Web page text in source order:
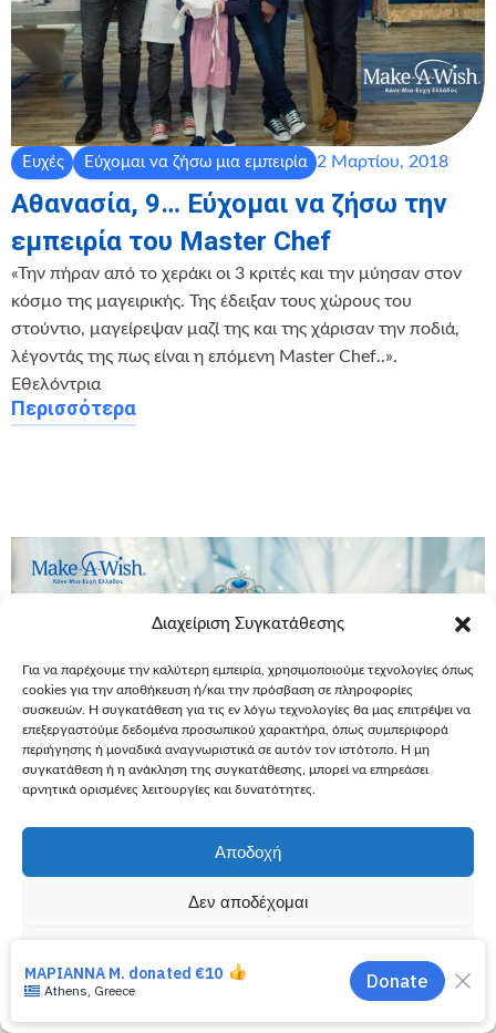
Διαχείριση Συγκατάθεσης
Για να παρέχουμε την καλύτερη εμπειρία, χρησιμοποιούμε τεχνολογίες όπως
cookies για την αποθήκευση ή/και την πρόσβαση σε πληροφορίες
συσκευών. Η συγκατάθεση για τις εν λόγω τεχνολογίες θα μας επιτρέψει να
επεξεργαστούμε δεδομένα προσωπικού χαρακτήρα, όπως συμπεριφορά
περιήγησης ή μοναδικά αναγνωριστικά σε αυτόν τον ιστότοπο. Η μη
συγκατάθεση ή η ανάκληση της συγκατάθεσης, μπορεί να επηρεάσει
αρνητικά ορισμένες λειτουργίες και δυνατότητες.
Αποδοχή
Δεν αποδέχομαι
Πολιτική Απορρήτου
Ευχές Εύχομαι να ζήσω μια εμπειρία 2 Μαρτίου, 2018
Αθανασία, 9… Εύχομαι να ζήσω την
εμπειρία του Master Chef
«Την πήραν από το χεράκι οι 3 κριτές και την μύησαν στον
κόσμο της μαγειρικής. Της έδειξαν τους χώρους του
στούντιο, μαγείρεψαν μαζί της και της χάρισαν την ποδιά,
λέγοντάς της πως είναι η επόμενη Master Chef..».
Εθελόντρια
Περισσότερα
πάρτι Frozen
«Πραγματοποιήσατε τη μεγαλύτερη επιθυμία της μικρούλας
μας! Είμαστε απίστευτα ευτυχισμένοι για τη μοναδική